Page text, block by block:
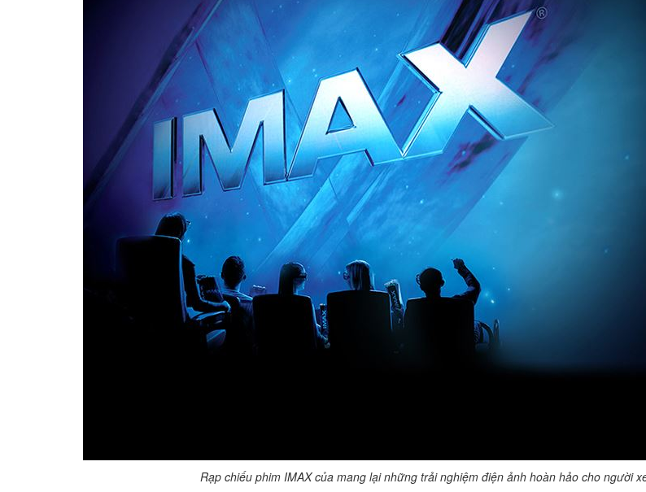
Rạp chiếu phim IMAX của mang lại những trải nghiệm điện ảnh hoàn hảo cho người